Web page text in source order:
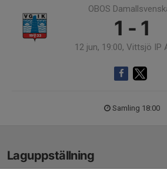
OBOS
1 - 1
12 jun, 19:00, Vittsjö IP
Samling 18:00
Laguppställning